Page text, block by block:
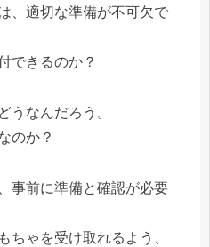
、適切な準備が不可欠で
できるのか？
うなんだろう。
のか？
事前に準備と確認が必要
ちゃを受け取れるよう、